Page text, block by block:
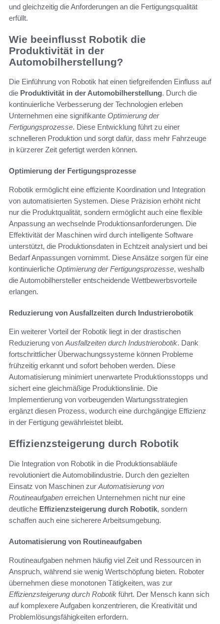
und gleichzeitig die Anforderungen an die Fertigungsqualität
erfüllt.
Wie beeinflusst Robotik die
Produktivität in der
Automobilherstellung?
Die Einführung von Robotik hat einen tiefgreifenden Einfluss auf
die Produktivität in der Automobilherstellung. Durch die
kontinuierliche Verbesserung der Technologien erleben
Unternehmen eine signifikante Optimierung der
Fertigungsprozesse. Diese Entwicklung führt zu einer
schnelleren Produktion und sorgt dafür, dass mehr Fahrzeuge
in kürzerer Zeit gefertigt werden können.
Optimierung der Fertigungsprozesse
Robotik ermöglicht eine effiziente Koordination und Integration
von automatisierten Systemen. Diese Präzision erhöht nicht
nur die Produktqualität, sondern ermöglicht auch eine flexible
Anpassung an wechselnde Produktionsanforderungen. Die
Effektivität der Maschinen wird durch intelligente Software
unterstützt, die Produktionsdaten in Echtzeit analysiert und bei
Bedarf Anpassungen vornimmt. Diese Ansätze sorgen für eine
kontinuierliche Optimierung der Fertigungsprozesse, weshalb
die Automobilhersteller entscheidende Wettbewerbsvorteile
erlangen.
Reduzierung von Ausfallzeiten durch Industrierobotik
Ein weiterer Vorteil der Robotik liegt in der drastischen
Reduzierung von Ausfallzeiten durch Industrierobotik. Dank
fortschrittlicher Überwachungssysteme können Probleme
frühzeitig erkannt und sofort behoben werden. Diese
Automatisierung minimiert unerwartete Produktionsstopps und
sichert eine gleichmäßige Produktionslinie. Die
Implementierung von vorbeugenden Wartungsstrategien
ergänzt diesen Prozess, wodurch eine durchgängige Effizienz
in der Fertigung gewährleistet bleibt.
Effizienzsteigerung durch Robotik
Die Integration von Robotik in die Produktionsabläufe
revolutioniert die Automobilindustrie. Durch den gezielten
Einsatz von Maschinen zur Automatisierung von
Routineaufgaben erreichen Unternehmen nicht nur eine
deutliche Effizienzsteigerung durch Robotik, sondern
schaffen auch eine sicherere Arbeitsumgebung.
Automatisierung von Routineaufgaben
Routineaufgaben nehmen häufig viel Zeit und Ressourcen in
Anspruch, während sie wenig Wertschöpfung bieten. Roboter
übernehmen diese monotonen Tätigkeiten, was zur
Effizienzsteigerung durch Robotik führt. Der Mensch kann sich
auf komplexere Aufgaben konzentrieren, die Kreativität und
Problemlösungsfähigkeiten erfordern.